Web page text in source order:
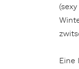
Eine